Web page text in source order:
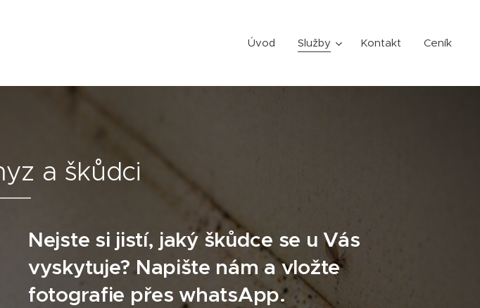
Úvod Služby Kontakt Ceník
a škůdci
Nejste si jistí, jaký škůdce se u Vás
vyskytuje? Napište nám a vložte
fotografie přes whatsApp.